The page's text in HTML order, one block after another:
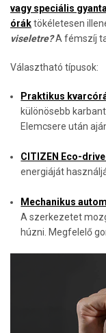
vagy speciális
óráktökéletesen
viseletre?A fémszíj
Választható típusok:
Praktikus
különösebb
Elemcsere után
CITIZEN Eco-
energiáját
Mechanikus
A szerkezetet
húzni. Megfelelő